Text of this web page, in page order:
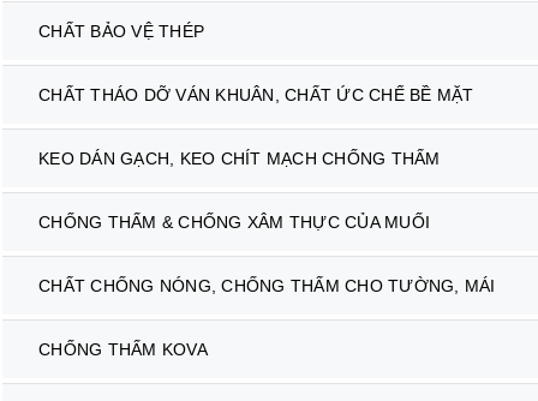
CHẤT BẢO VỆ THÉP
CHẤT THÁO DỠ VÁN KHUÂN, CHẤT ỨC CHẾ BỀ MẶT
KEO DÁN GẠCH, KEO CHÍT MẠCH CHỐNG THẤM
CHỐNG THẤM & CHỐNG XÂM THỰC CỦA MUỐI
CHẤT CHỐNG NÓNG, CHỐNG THẤM CHO TƯỜNG, MÁI
CHỐNG THẤM KOVA